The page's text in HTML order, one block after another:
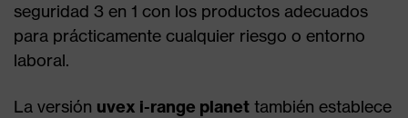
seguridad 3 en 1 con los productos adecuados
para prácticamente cualquier riesgo o entorno
laboral.
La versión uvex i-range planet también establece